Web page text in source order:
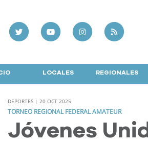
LOCALES REGIONALES
DEPORTES | 20 OCT 2025
TORNEO REGIONAL FEDERAL AMATEUR
Jóvenes